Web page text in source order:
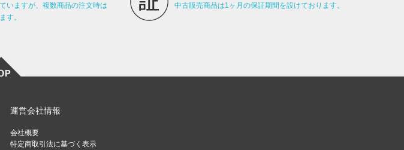
いますが、複数商品の注文時は
す。
中古販売商品は1ヶ月の保証期間を設けております。
運営会社情報
会社概要
特定商取引法に基づく表示